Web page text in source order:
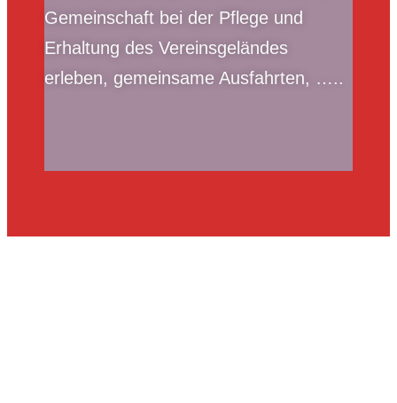
Gemeinschaft bei der Pflege und
Erhaltung des Vereinsgeländes
erleben, gemeinsame Ausfahrten, …..